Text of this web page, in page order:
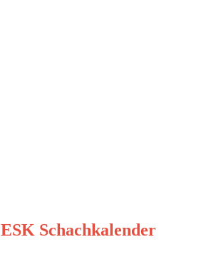
ESK Schachkalender